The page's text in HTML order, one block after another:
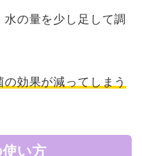
の量を少し足して調
効果が減ってしまう
い方